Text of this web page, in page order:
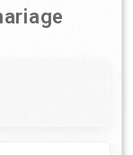
lien